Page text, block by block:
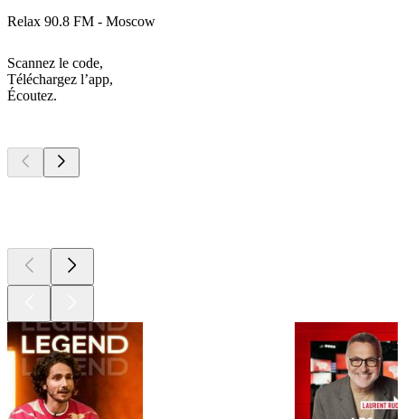
Relax 90.8 FM - Moscow
Scannez le code,
Téléchargez l’app,
Écoutez.